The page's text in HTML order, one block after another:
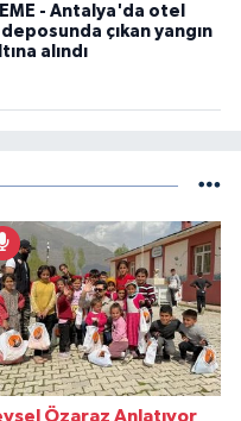
- Antalya'da otel
çıkan yangın
alındı
Özaraz Anlatıyor